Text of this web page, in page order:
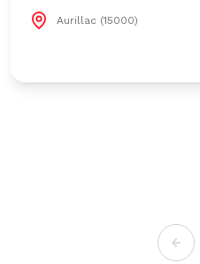
Aurillac (15000)